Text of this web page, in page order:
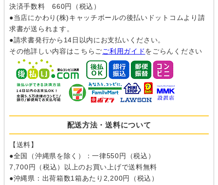
決済手数料 660円（税込）
●当店にかわり(株)キャッチボールの後払いドットコムより請
求書が送られます。
●請求書発行から14日以内にお支払いください。
その他詳しい内容はこちらごご利用ガイドをごらんください
配送方法・送料について
【送料】
●全国（沖縄県を除く）：一律550円（税込）
7,700円（税込）以上のお買い上げで送料無料
●沖縄県：出荷箱数1箱あたり2,200円（税込）